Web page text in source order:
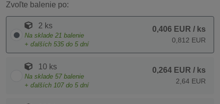
Zvoľte balenie po:
2 ks
Na sklade 21 balenie
+ ďalších 535 do 5 dní
0,406 EUR / ks
0,812 EUR
10 ks
Na sklade 57 balenie
+ ďalších 107do 5 dní
0,264 EUR / ks
2,64 EUR